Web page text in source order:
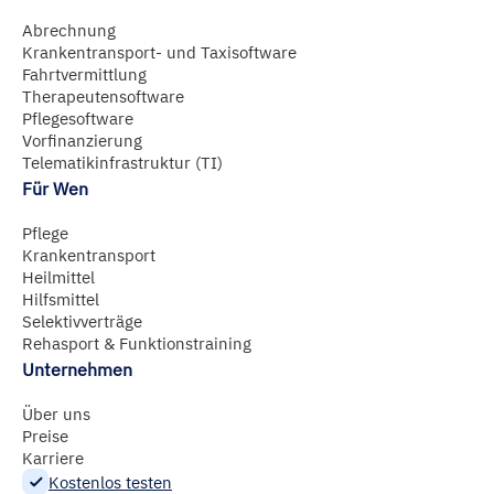
hier
abrufbar.
Abrechnung
Krankentransport- und Taxisoftware
Fahrtvermittlung
Therapeutensoftware
Pflegesoftware
Vorfinanzierung
Telematikinfrastruktur (TI)
Für Wen
Pflege
Krankentransport
Heilmittel
Hilfsmittel
Selektivverträge
Rehasport & Funktionstraining
Unternehmen
Über uns
Preise
Karriere
Kostenlos testen